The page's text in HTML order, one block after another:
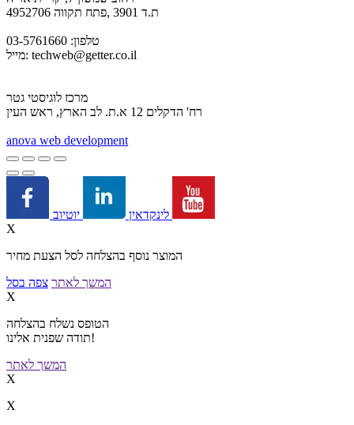
ת.ד 3901 ,פתח תקווה 4952706
טלפון: 03-5761660
מייל: techweb@getter.co.il
מרכז לוגיסטי גטר
רח' הדקלים 12 א.ת. לב הארץ, ראש העין
anova web development
לינקדאין
X
המוצר נוסף בהצלחה לסל הצעת מחיר
המשך לאתר צפה בסל
X
הטופס נשלח בהצלחה
תודה שפנית אלינו!
המשך לאתר
X
X